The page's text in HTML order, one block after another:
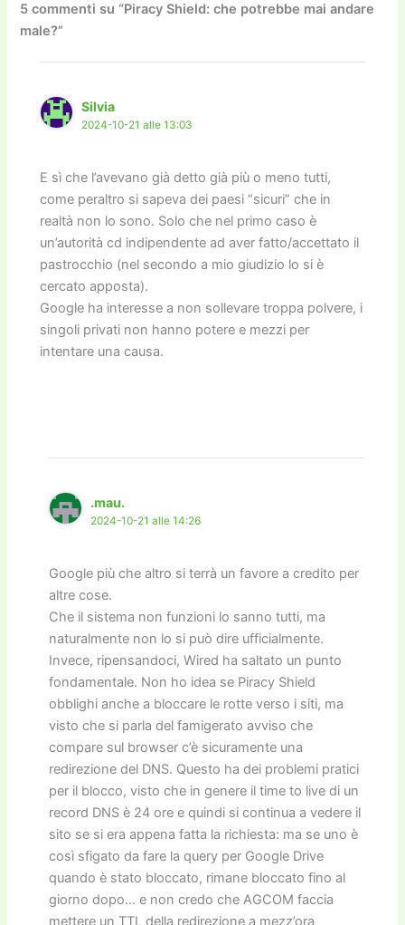
o
o
k
o m n n di
5 commenti su “Piracy Shield: che potrebbe mai andare
male?”
Silvia
2024-10-21 alle 13:03
E sì che l’avevano già detto già più o meno tutti,
come peraltro si sapeva dei paesi “sicuri” che in
realtà non lo sono. Solo che nel primo caso è
un’autorità cd indipendente ad aver fatto/accettato il
pastrocchio (nel secondo a mio giudizio lo si è
cercato apposta).
Google ha interesse a non sollevare troppa polvere, i
singoli privati non hanno potere e mezzi per
intentare una causa.
.mau.
2024-10-21 alle 14:26
Google più che altro si terrà un favore a credito per
altre cose.
Che il sistema non funzioni lo sanno tutti, ma
naturalmente non lo si può dire ufficialmente.
Invece, ripensandoci, Wired ha saltato un punto
fondamentale. Non ho idea se Piracy Shield
obblighi anche a bloccare le rotte verso i siti, ma
visto che si parla del famigerato avviso che
compare sul browser c’è sicuramente una
redirezione del DNS. Questo ha dei problemi pratici
per il blocco, visto che in genere il time to live di un
record DNS è 24 ore e quindi si continua a vedere il
sito se si era appena fatta la richiesta: ma se uno è
così sfigato da fare la query per Google Drive
quando è stato bloccato, rimane bloccato fino al
giorno dopo… e non credo che AGCOM faccia
mettere un TTL della redirezione a mezz’ora